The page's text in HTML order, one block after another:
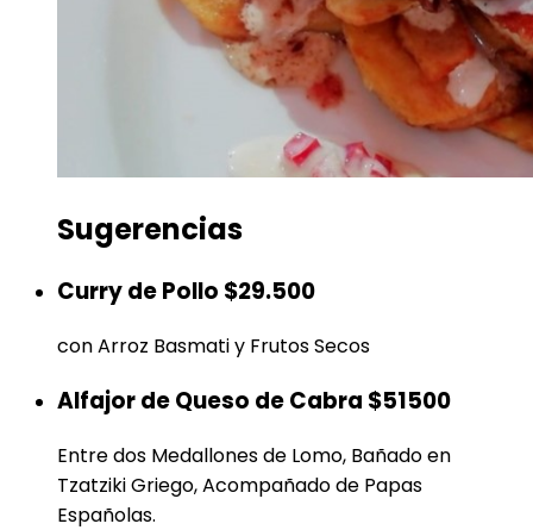
Sugerencias
Curry de Pollo $29.500
con Arroz Basmati y Frutos Secos
Alfajor de Queso de Cabra $51500
Entre dos Medallones de Lomo, Bañado en
Tzatziki Griego, Acompañado de Papas
Españolas.